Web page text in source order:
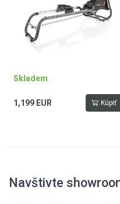
Skladem
1,199 EUR Kúpiť
Navštivte